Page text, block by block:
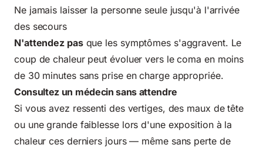
Ne jamais laisser la personne seule jusqu'à l'arrivée
des secours
N'attendez pasque les symptômes s'aggravent. Le
coup de chaleur peut évoluer vers le coma en moins
de 30 minutes sans prise en charge appropriée.
Consultez un médecin sans attendre
Si vous avez ressenti des vertiges, des maux de tête
ou une grande faiblesse lors d'une exposition à la
chaleur ces derniers jours — même sans perte de